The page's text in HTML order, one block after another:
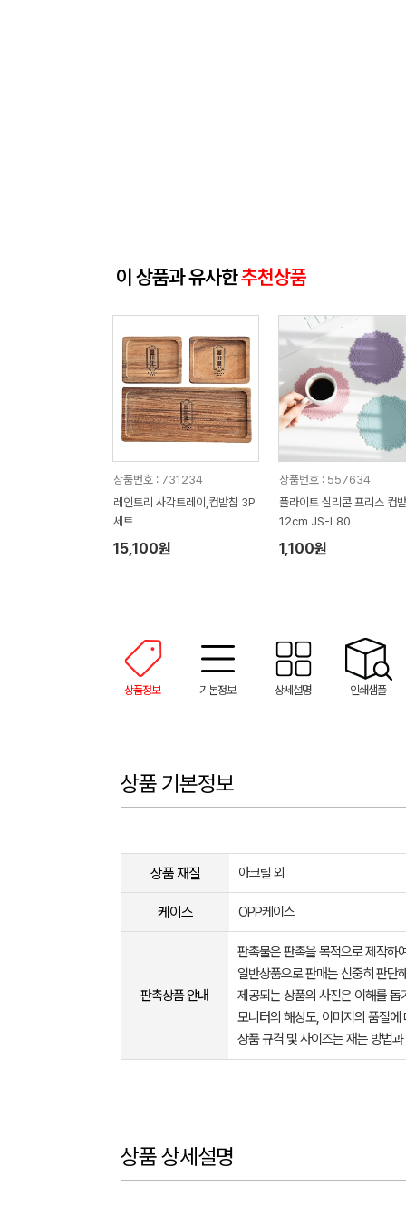
이 상품과 유사한추천상품
상품번호 : 731234
레인트리 사각트레이,컵받침 3P
세트
15,100원
상품번호 : 557634
플라이토 실리콘 프리스 컵받침
12cm JS-L80
1,100원
상품정보 기본정보 상세설명 인쇄샘플
상품 기본정보
상품 재질 아크릴 외
케이스 OPP케이스
판촉상품 안내
판촉물은 판촉을 목적으로 제작하
일반상품으로 판매는 신중히 판단
제공되는 상품의 사진은 이해를
모니터의 해상도, 이미지의 품질
상품 규격 및 사이즈는 재는 방법
상품 상세설명